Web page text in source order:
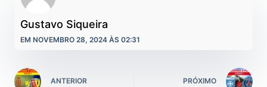
Gustavo Siqueira
EM NOVEMBRO 28, 2024 ÀS 02:31
ANTERIOR PRÓXIMO